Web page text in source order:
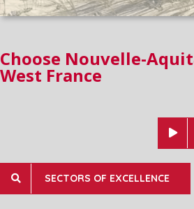
Choose Nouvelle-
West France
SECTORS OF EXCELLENCE